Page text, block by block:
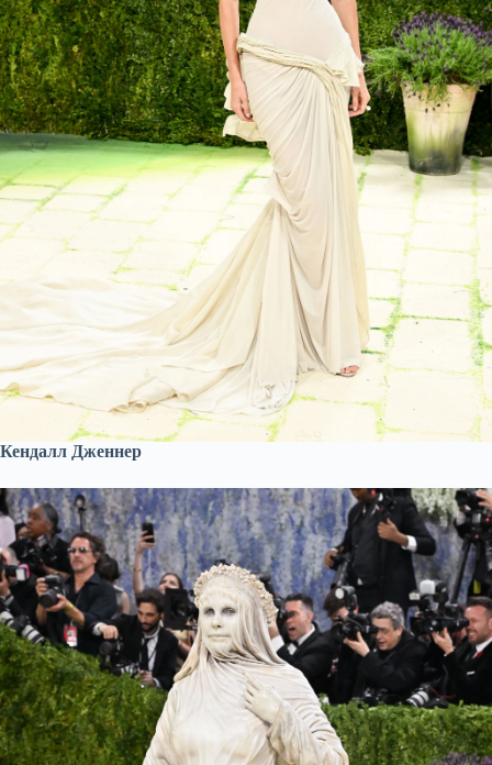
Кендалл Дженнер